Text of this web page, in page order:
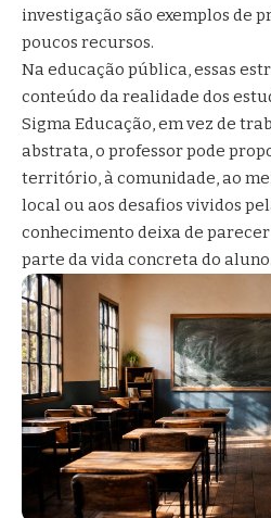
investigação são exemplos de
poucos recursos.
Na educação pública, essas
conteúdo da realidade dos
Sigma Educação, em vez de
abstrata, o professor pode
território, à comunidade, ao
local ou aos desafios vividos
conhecimento deixa de
parte da vida concreta do aluno.